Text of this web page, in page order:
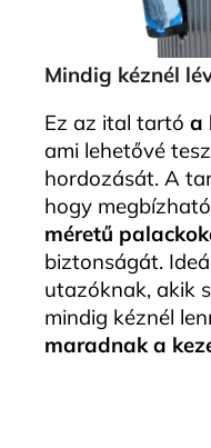
Mindig kéznél
Ez az ital tartó a
ami lehetővé
hordozását. A
hogy
méretű
biztonságát.
utazóknak, akik
mindig kéznél
maradnak a